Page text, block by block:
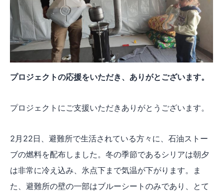
プロジェクトの応援をいただき、ありがとございます。
プロジェクトにご支援いただきありがとうございます。
2月22日、避難所で生活されている方々に、石油ストー
ブの燃料を配布しました。冬の季節であるシリアは朝夕
は非常に冷え込み、氷点下まで気温が下がります。ま
た、避難所の壁の一部はブルーシートのみであり、とて